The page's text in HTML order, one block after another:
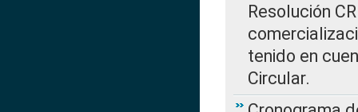
Resolución
tenido en
Circular.